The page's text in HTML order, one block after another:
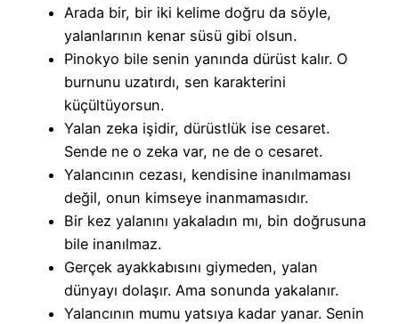
Arada bir, bir iki kelime doğru da söyle,
yalanlarının kenar süsü gibi olsun.
Pinokyo bile senin yanında dürüst kalır. O
burnunu uzatırdı, sen karakterini
küçültüyorsun.
Yalan zeka işidir, dürüstlük ise cesaret.
Sende ne o zeka var, ne de o cesaret.
Yalancının cezası, kendisine inanılmaması
değil, onun kimseye inanmamasıdır.
Bir kez yalanını yakaladın mı, bin doğrusuna
bile inanılmaz.
Gerçek ayakkabısını giymeden, yalan
dünyayı dolaşır. Ama sonunda yakalanır.
Yalancının mumu yatsıya kadar yanar. Senin